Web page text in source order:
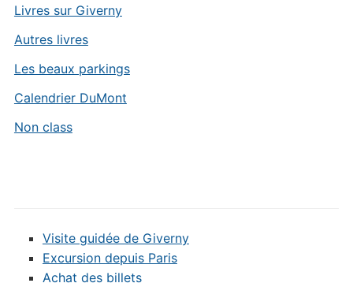
Livres sur Giverny
Autres livres
Les beaux parkings
Calendrier DuMont
Non class
Visite guidée de Giverny
Excursion depuis Paris
Achat des billets